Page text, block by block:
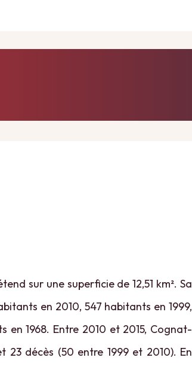
sur une superficie de 12,51 km². Sa
en 2010, 547 habitants en 1999,
en 1968. Entre 2010 et 2015, Cognat-
23 décès (50 entre 1999 et 2010). En